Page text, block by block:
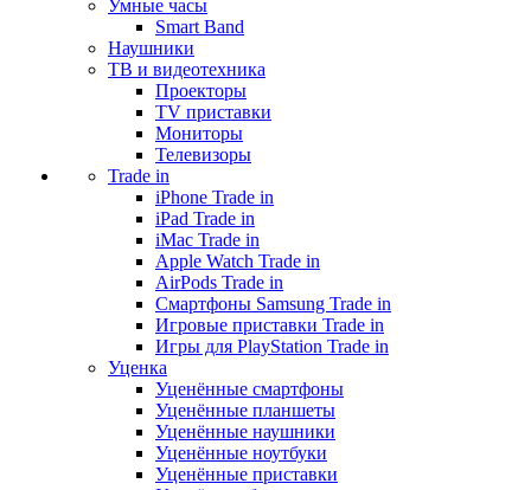
Умные часы
Smart Band
Наушники
ТВ и видеотехника
Проекторы
TV приставки
Мониторы
Телевизоры
Trade in
iPhone Trade in
iPad Trade in
iMac Trade in
Apple Watch Trade in
AirPods Trade in
Смартфоны Samsung Trade in
Игровые приставки Trade in
Игры для PlayStation Trade in
Уценка
Уценённые смартфоны
Уценённые планшеты
Уценённые наушники
Уценённые ноутбуки
Уценённые приставки